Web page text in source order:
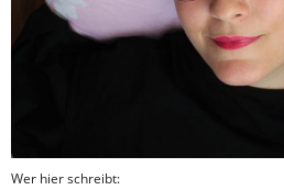
Wer hier schreibt: